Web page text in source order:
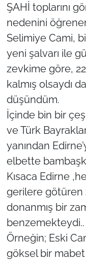
ŞAHİ toplarını
nedenini
Selimiye Cami,
yeni şalvarı ile
zevkime göre,
kalmış olsaydı
düşündüm.
İçinde bin bir
ve Türk
yanından
elbette
Kısaca Edirne
gerilere götüren
donanmış bir
benzemekteydi..
Örneğin; Eski
göksel bir mabet
Politika
Flaş Haber
Dış Haberler
Magazin
İş Dünyası
Bilim Teknoloji
English News
Canlı Maç
Finans
Genel-A